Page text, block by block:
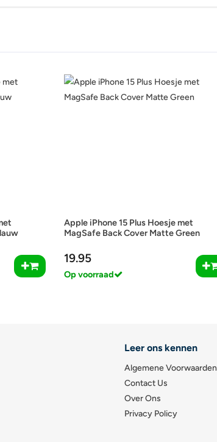
Apple iPhone 15 Plus Hoesje met
MagSafe Back Cover Matte Green
19.95
Op voorraad
Leer ons kennen
Algemene Voorwaarden
Contact Us
Over Ons
Privacy Policy